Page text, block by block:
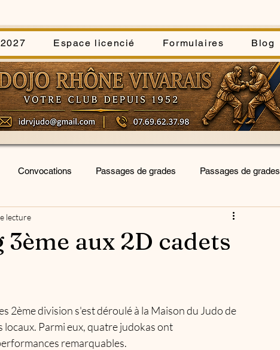
Espace licencié Formulaires Blog
Convocations Passages de grades Passages de grades
forum séances inititiation-découverte
aux 2D cadets
lecture
2ème division s'est déroulé à la Maison du Judo de
Parmi eux, quatre judokas ont
remarquables.​